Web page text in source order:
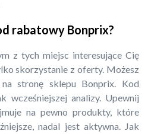
rabatowy Bonprix?
z tych miejsc interesujące Cię
skorzystanie z oferty. Możesz
stronę sklepu Bonprix. Kod
wcześniejszej analizy. Upewnij
na pewno produkty, które
nadal jest aktywna. Jak